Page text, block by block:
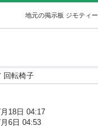
地元の掲示板 ジモティー
回転椅子
18日 04:17
6日 04:53